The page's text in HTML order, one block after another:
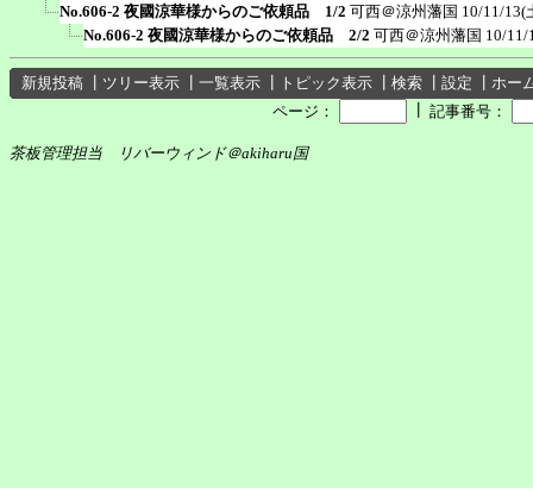
No.606-2 夜國涼華様からのご依頼品 1/2 可西＠涼州藩国 10/11/13(
No.606-2 夜國涼華様からのご依頼品 2/2 可西＠涼州藩国 10/11/
新規投稿 ツリー表示 一覧表示 トピック表示 検索 設定
ホー
ページ：
記事番号：
茶板管理担当 リバーウィンド＠akiharu国